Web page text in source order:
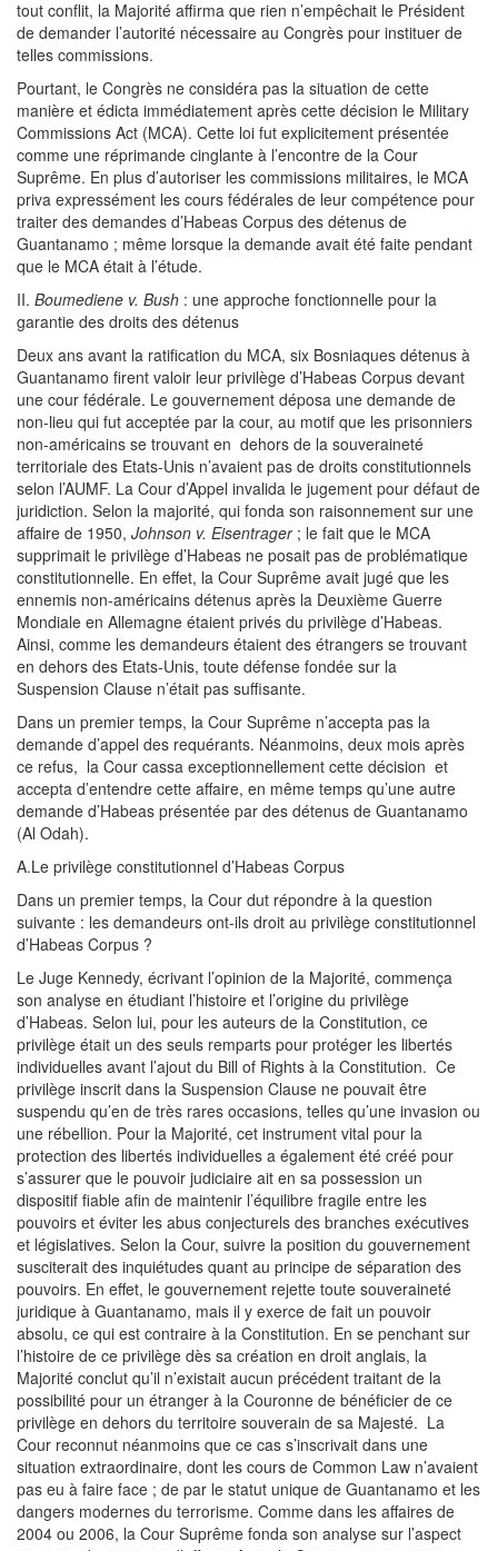
tout conflit, la Majorité affirma que rien n’empêchait le Président
de demander l’autorité nécessaire au Congrès pour instituer de
telles commissions.
Pourtant, le Congrès ne considéra pas la situation de cette
manière et édicta immédiatement après cette décision le Military
Commissions Act (MCA). Cette loi fut explicitement présentée
comme une réprimande cinglante à l’encontre de la Cour
Suprême. En plus d’autoriser les commissions militaires, le MCA
priva expressément les cours fédérales de leur compétence pour
traiter des demandes d’Habeas Corpus des détenus de
Guantanamo ; même lorsque la demande avait été faite pendant
que le MCA était à l’étude.
II. Boumediene v. Bush : une approche fonctionnelle pour la
garantie des droits des détenus
Deux ans avant la ratification du MCA, six Bosniaques détenus à
Guantanamo firent valoir leur privilège d’Habeas Corpus devant
une cour fédérale. Le gouvernement déposa une demande de
non-lieu qui fut acceptée par la cour, au motif que les prisonniers
non-américains se trouvant en dehors de la souveraineté
territoriale des Etats-Unis n’avaient pas de droits constitutionnels
selon l’AUMF. La Cour d’Appel invalida le jugement pour défaut de
juridiction. Selon la majorité, qui fonda son raisonnement sur une
affaire de 1950, Johnson v. Eisentrager; le fait que le MCA
supprimait le privilège d’Habeas ne posait pas de problématique
constitutionnelle. En effet, la Cour Suprême avait jugé que les
ennemis non-américains détenus après la Deuxième Guerre
Mondiale en Allemagne étaient privés du privilège d’Habeas.
Ainsi, comme les demandeurs étaient des étrangers se trouvant
en dehors des Etats-Unis, toute défense fondée sur la
Suspension Clause n’était pas suffisante.
Dans un premier temps, la Cour Suprême n’accepta pas la
demande d’appel des requérants. Néanmoins, deux mois après
ce refus, la Cour cassa exceptionnellement cette décision et
accepta d’entendre cette affaire, en même temps qu’une autre
demande d’Habeas présentée par des détenus de Guantanamo
(Al Odah).
A.Le privilège constitutionnel d’Habeas Corpus
Dans un premier temps, la Cour dut répondre à la question
suivante : les demandeurs ont-ils droit au privilège constitutionnel
d’Habeas Corpus ?
Le Juge Kennedy, écrivant l’opinion de la Majorité, commença
son analyse en étudiant l’histoire et l’origine du privilège
d’Habeas. Selon lui, pour les auteurs de la Constitution, ce
privilège était un des seuls remparts pour protéger les libertés
individuelles avant l’ajout du Bill of Rights à la Constitution. Ce
privilège inscrit dans la Suspension Clause ne pouvait être
suspendu qu’en de très rares occasions, telles qu’une invasion ou
une rébellion. Pour la Majorité, cet instrument vital pour la
protection des libertés individuelles a également été créé pour
s’assurer que le pouvoir judiciaire ait en sa possession un
dispositif fiable afin de maintenir l’équilibre fragile entre les
pouvoirs et éviter les abus conjecturels des branches exécutives
et législatives. Selon la Cour, suivre la position du gouvernement
susciterait des inquiétudes quant au principe de séparation des
pouvoirs. En effet, le gouvernement rejette toute souveraineté
juridique à Guantanamo, mais il y exerce de fait un pouvoir
absolu, ce qui est contraire à la Constitution. En se penchant sur
l’histoire de ce privilège dès sa création en droit anglais, la
Majorité conclut qu’il n’existait aucun précédent traitant de la
possibilité pour un étranger à la Couronne de bénéficier de ce
privilège en dehors du territoire souverain de sa Majesté. La
Cour reconnut néanmoins que ce cas s’inscrivait dans une
situation extraordinaire, dont les cours de Common Law n’avaient
pas eu à faire face ; de par le statut unique de Guantanamo et les
dangers modernes du terrorisme. Comme dans les affaires de
2004 ou 2006, la Cour Suprême fonda son analyse sur l’aspect